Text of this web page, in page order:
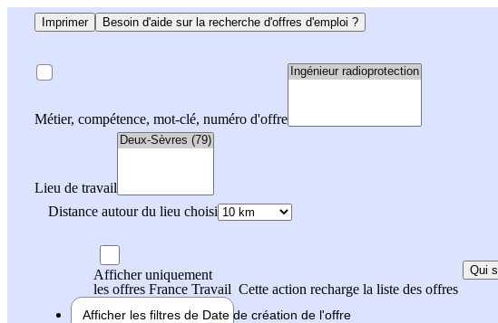
Imprimer Besoin d'aide sur la recherche d'offres d'emploi ?
Métier, compétence, mot-clé, numéro d'offre
Lieu de travail
Distance autour du lieu choisi
Afficher uniquement
les offres France Travail Cette action recharge la liste des offres
Qui
Afficher les filtres de Date de création de l'offre